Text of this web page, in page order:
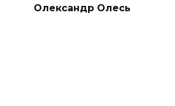
Олександр Олесь